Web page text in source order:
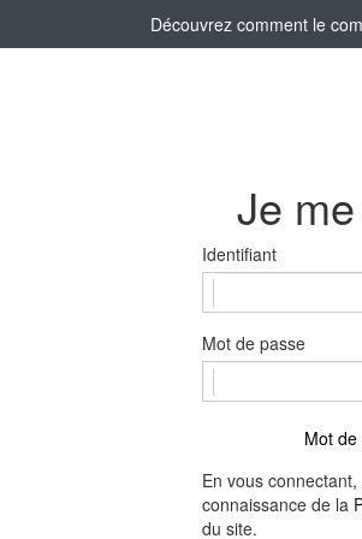
Découvrez comment le
Je
Identifiant
Mot de passe
Mot
En vous
connaissance de la
du site.